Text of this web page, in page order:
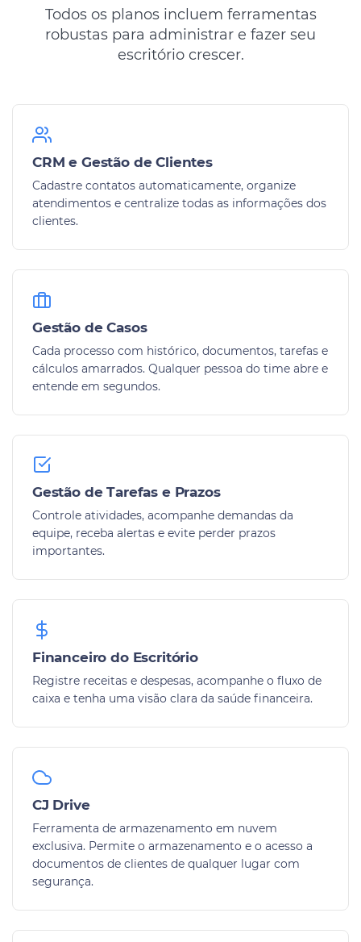
Todos os planos incluem ferramentas
robustas para administrar e fazer seu
escritório crescer.
CRM e Gestão de Clientes
Cadastre contatos automaticamente, organize
atendimentos e centralize todas as informações dos
clientes.
Gestão de Casos
Cada processo com histórico, documentos, tarefas e
cálculos amarrados. Qualquer pessoa do time abre e
entende em segundos.
Gestão de Tarefas e Prazos
Controle atividades, acompanhe demandas da
equipe, receba alertas e evite perder prazos
importantes.
Financeiro do Escritório
Registre receitas e despesas, acompanhe o fluxo de
caixa e tenha uma visão clara da saúde financeira.
CJ Drive
Ferramenta de armazenamento em nuvem
exclusiva. Permite o armazenamento e o acesso a
documentos de clientes de qualquer lugar com
segurança.